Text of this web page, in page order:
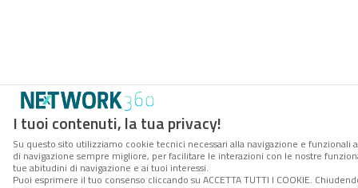
I tuoi contenuti, la tua privacy!
Su questo sito utilizziamo cookie tecnici necessari alla navigazione e
di navigazione sempre migliore, per facilitare le interazioni con le nostre
tue abitudini di navigazione e ai tuoi interessi.
Puoi esprimere il tuo consenso cliccando su ACCETTA TUTTI I COOKIE.